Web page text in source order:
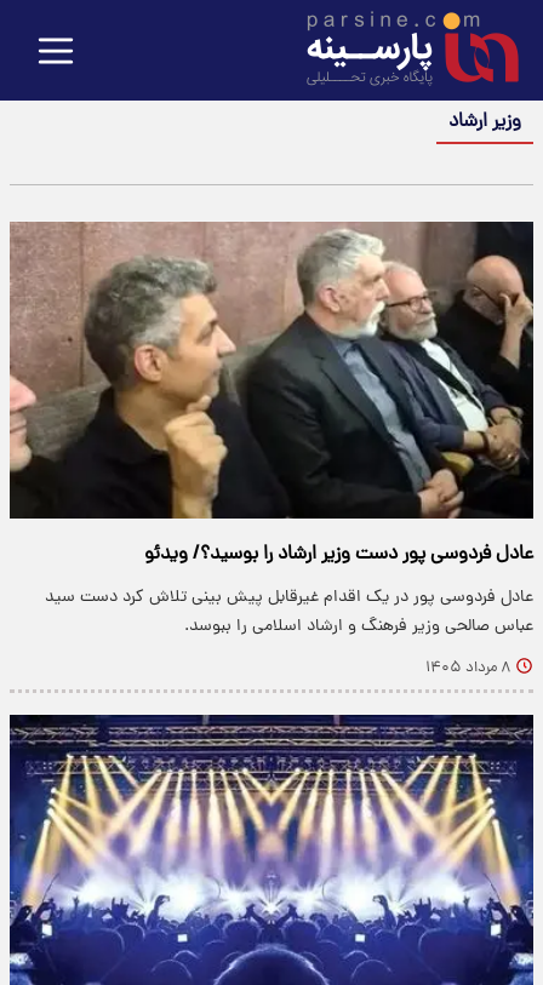
وزیر ارشاد
عادل فردوسی پور دست وزیر ارشاد را بوسید؟/ ویدئو
عادل فردوسی پور در یک اقدام غیرقابل پیش بینی تلاش کرد دست سید
عباس صالحی وزیر فرهنگ و ارشاد اسلامی را ببوسد.
۸ مرداد ۱۴۰۵